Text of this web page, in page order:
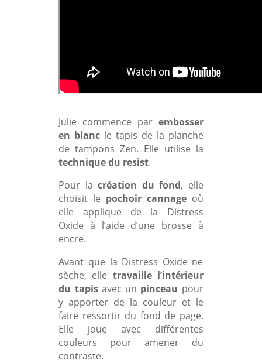
Julie commence par embosser
en blanc le tapis de la planche
de tampons Zen. Elle utilise la
technique du resist.
Pour lacréation du fond, elle
choisit le pochoir cannageoù
elle applique de la Distress
Oxide à l’aide d’une brosse à
encre.
Avant que la Distress Oxide ne
sèche, elle travaille l’intérieur
du tapisavec un pinceau pour
y apporter de la couleur et le
faire ressortir du fond de page.
Elle joue avec différentes
couleurs pour amener du
contraste.